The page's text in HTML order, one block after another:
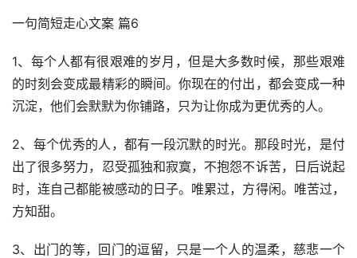
一句简短走心文案 篇6
1、每个人都有很艰难的岁月，但是大多数时候，那些艰难
的时刻会变成最精彩的瞬间。你现在的付出，都会变成一种
沉淀，他们会默默为你铺路，只为让你成为更优秀的人。
2、每个优秀的人，都有一段沉默的时光。那段时光，是付
出了很多努力，忍受孤独和寂寞，不抱怨不诉苦，日后说起
时，连自己都能被感动的日子。唯累过，方得闲。唯苦过，
方知甜。
3、出门的等，回门的逗留，只是一个人的温柔，慈悲一个